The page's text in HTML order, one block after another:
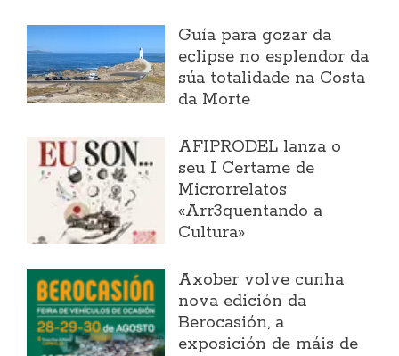
Guía para gozar da
eclipse no esplendor da
súa totalidade na Costa
da Morte
AFIPRODEL lanza o
seu I Certame de
Microrrelatos
«Arr3quentando a
Cultura»
Axober volve cunha
nova edición da
Berocasión, a
exposición de máis de